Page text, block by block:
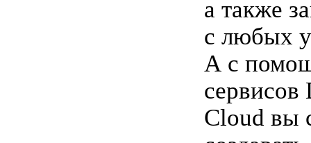
а также
с любых
А с
сервисов
Cloud вы